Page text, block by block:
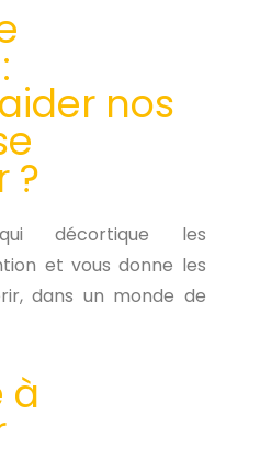
nos
?
décortique les
et vous donne les
dans un monde de
à